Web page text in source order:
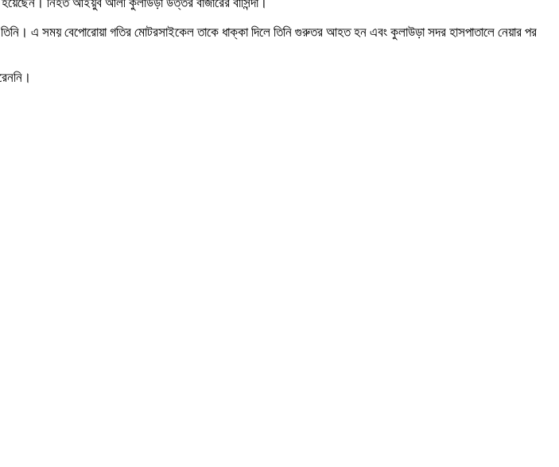
এ সময় বেপোরোয়া গতির মোটরসাইকেল তাকে ধাক্কা দিলে তিনি গুরুতর আহত হন এবং কুলাউড়া সদর হাসপাতালে নেয়ার পর